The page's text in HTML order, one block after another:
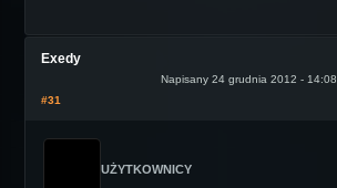
Exedy
Napisany 24 grudnia 2012 - 14:08
#31
UŻYTKOWNICY